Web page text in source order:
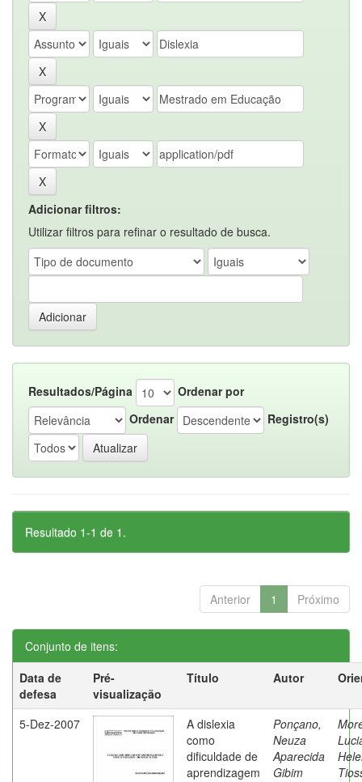
Adicionar filtros:
Utilizar filtros para refinar o resultado de busca.
Resultados/Página
Ordenar por
Ordenar
Registro(s)
Resultado 1-1 de 1.
Anterior 1 Próximo
Conjunto de itens:
Data de
defesa
Pré-
visualização
Título Autor
5-Dez-2007
A dislexia
como
dificuldade de
aprendizagem
Ponçano,
Neuza
Aparecida
Gibim